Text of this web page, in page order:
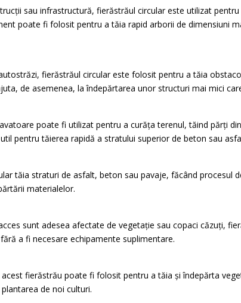
sau infrastructură, fierăstrăul circular este utilizat
poate fi folosit pentru a tăia rapid arborii de dimensiuni
fierăstrăul circular este folosit pentru a tăia
de asemenea, la îndepărtarea unor structuri mai mici
poate fi utilizat pentru a curăța terenul, tăind părți
pentru tăierea rapidă a stratului superior de beton sau
tăia straturi de asfalt, beton sau pavaje, făcând procesul
materialelor.
sunt adesea afectate de vegetație sau copaci căzuți,
a fi necesare echipamente suplimentare.
fierăstrău poate fi folosit pentru a tăia și îndepărta
de noi culturi.